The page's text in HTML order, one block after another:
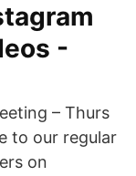
-
– Thurs
to our regular
on